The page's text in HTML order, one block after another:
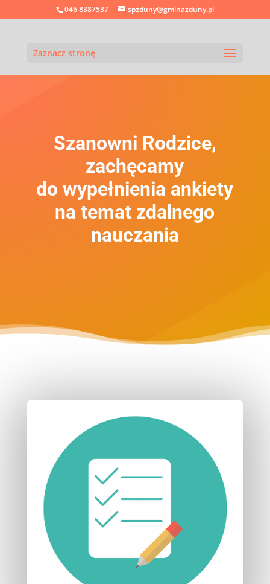
046 8387537 spzduny@gminazduny.pl
Zaznacz stronę
Szanowni Rodzice,
zachęcamy
do wypełnienia ankiety
na temat zdalnego
nauczania